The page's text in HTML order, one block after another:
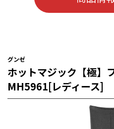
グンゼ
ホットマジック【極】
MH5961[レディース]